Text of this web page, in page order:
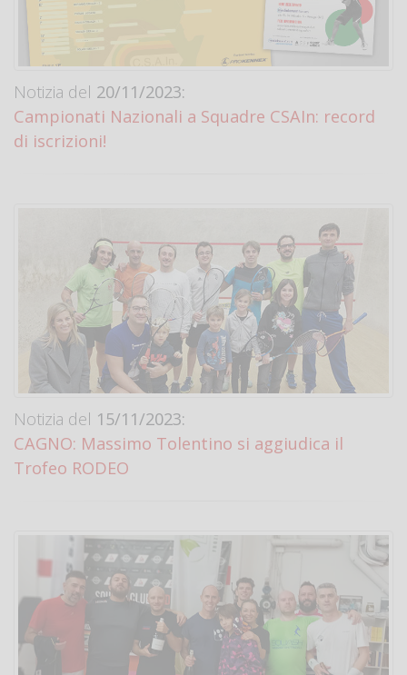
Notizia del 20/11/2023:
Campionati Nazionali a Squadre CSAIn: record
di iscrizioni!
Notizia del 15/11/2023:
CAGNO: Massimo Tolentino si aggiudica il
Trofeo RODEO